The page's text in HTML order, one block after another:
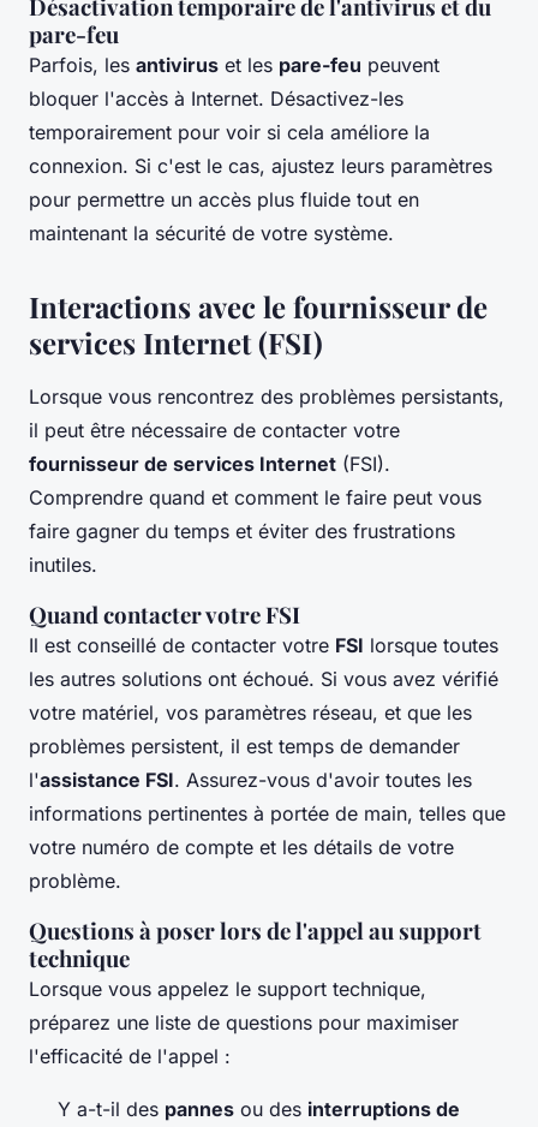
Désactivation temporaire de l'antivirus et du
pare-feu
Parfois, les antivirus et les pare-feu peuvent
bloquer l'accès à Internet. Désactivez-les
temporairement pour voir si cela améliore la
connexion. Si c'est le cas, ajustez leurs paramètres
pour permettre un accès plus fluide tout en
maintenant la sécurité de votre système.
Interactions avec le fournisseur de
services Internet (FSI)
Lorsque vous rencontrez des problèmes persistants,
il peut être nécessaire de contacter votre
fournisseur de services Internet (FSI).
Comprendre quand et comment le faire peut vous
faire gagner du temps et éviter des frustrations
inutiles.
Quand contacter votre FSI
Il est conseillé de contacter votre FSI lorsque toutes
les autres solutions ont échoué. Si vous avez vérifié
votre matériel, vos paramètres réseau, et que les
problèmes persistent, il est temps de demander
l'assistance FSI. Assurez-vous d'avoir toutes les
informations pertinentes à portée de main, telles que
votre numéro de compte et les détails de votre
problème.
Questions à poser lors de l'appel au support
technique
Lorsque vous appelez le support technique,
préparez une liste de questions pour maximiser
l'efficacité de l'appel :
Y a-t-il des pannes ou des interruptions de